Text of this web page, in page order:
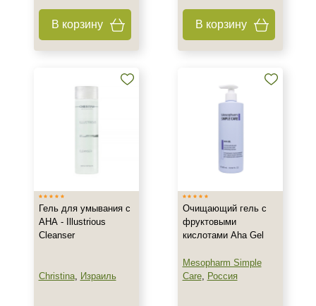
8 мл
Ингредиенты
Время применения
Вечер
Показать еще
В корзину В корзину
Гель для умывания с
АНА - Illustrious
Cleanser
Christina, Израиль
Очищающий гель с
фруктовыми
кислотами Aha Gel
Mesopharm Simple
Care, Россия